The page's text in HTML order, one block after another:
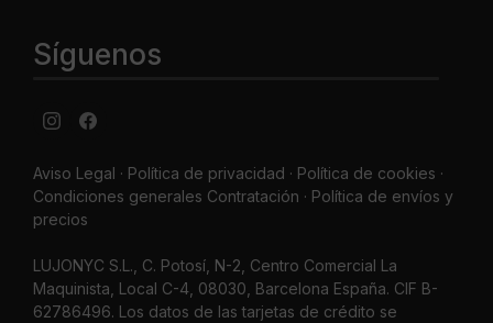
Síguenos
Aviso Legal · Política de privacidad · Política de cookies ·
Condiciones generales Contratación · Política de envíos y
precios
LUJONYC S.L., C. Potosí, N-2, Centro Comercial La
Maquinista, Local C-4, 08030, Barcelona España. CIF B-
62786496. Los datos de las tarjetas de crédito se